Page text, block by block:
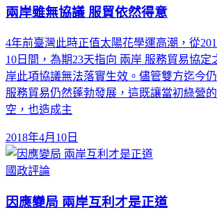
兩岸雖無協議 服貿依然得意
4年前臺灣此時正值太陽花學運高潮，從
10日間，為期23天指向 兩岸 服務貿易協定
岸此項協議無法落實生效。儘管雙方迄今
服務貿易仍然蓬勃發展，這既讓當初綠營
空，也造成主
2018年4月10日
國政評論
因應變局 兩岸互利才是正道